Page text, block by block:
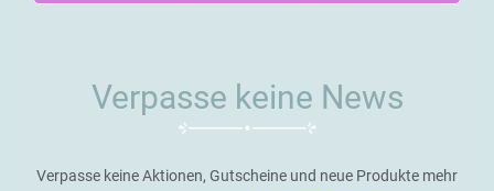
Verpasse keine News
Verpasse keine Aktionen, Gutscheine und neue Produkte mehr